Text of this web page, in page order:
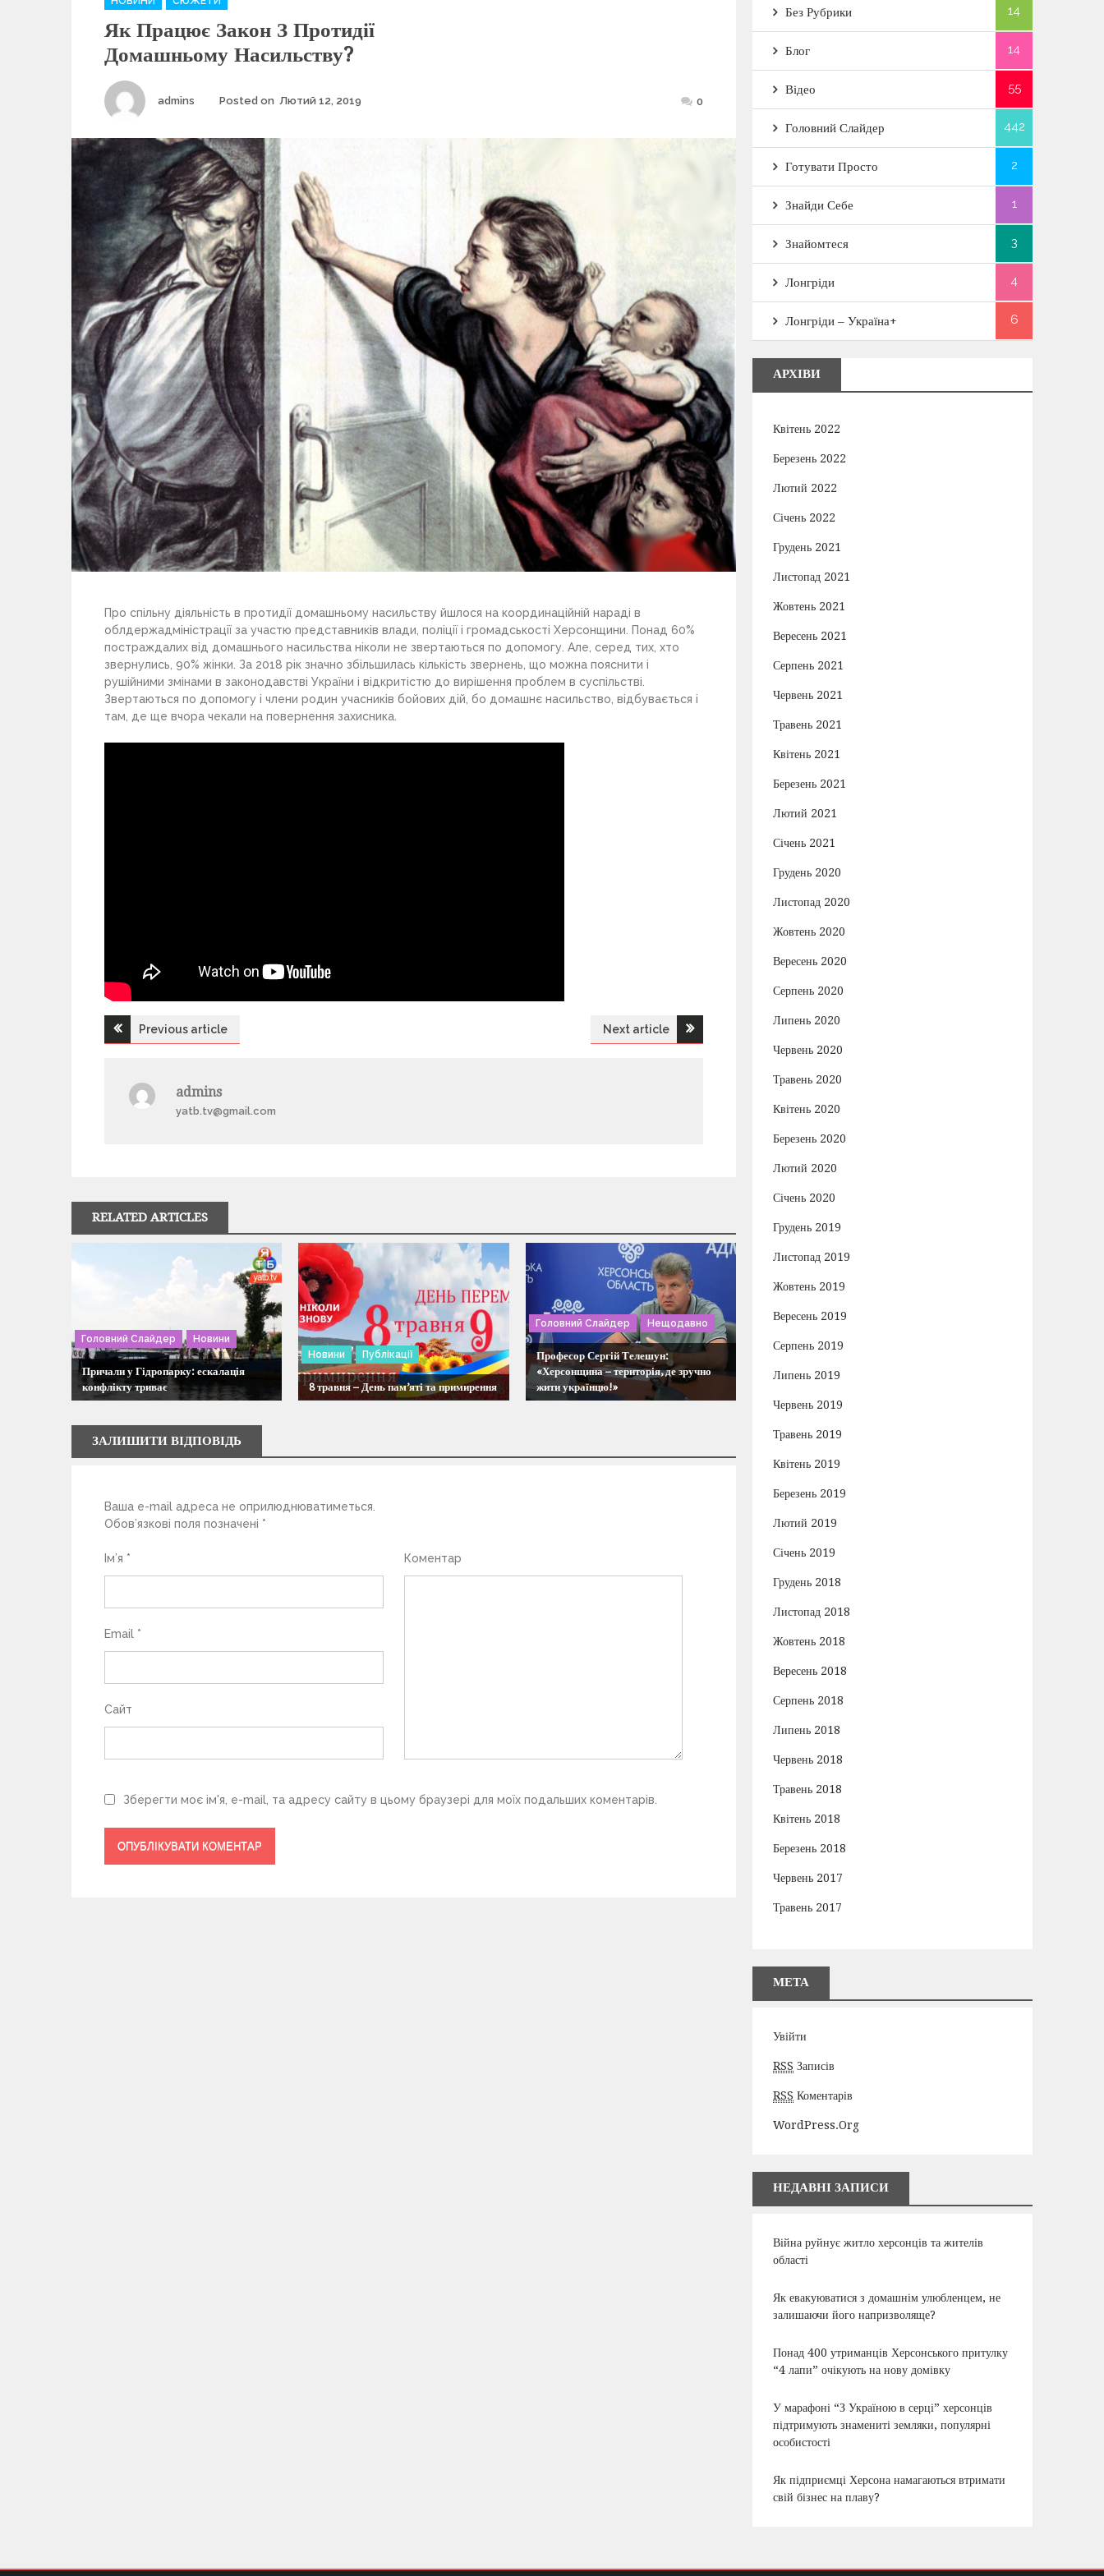
a
t
e
g
o
r
s
Як Працює Закон З Протидії
Домашньому Насильству?
Author
admins Posted on Лютий 12, 2019 0
Про спільну діяльність в протидії домашньому насильству йшлося на координаційній нараді в
облдержадміністрації за участю представників влади, поліції і громадськості Херсонщини. Понад 60%
постраждалих від домашнього насильства ніколи не звертаються по допомогу. Але, серед тих, хто
звернулись, 90% жінки. За 2018 рік значно збільшилась кількість звернень, що можна пояснити і
рушійними змінами в законодавстві України і відкритістю до вирішення проблем в суспільстві.
Звертаються по допомогу і члени родин учасників бойових дій, бо домашнє насильство, відбувається і
там, де ще вчора чекали на повернення захисника.
Н
г
а
і
я
з
а
и
с
і
в
Previous article Next article
admins
yatb.tv@gmail.com
RELATED ARTICLES
Головний Слайдер Новини
Причали у Гідропарку: ескалація
конфлікту триває
Новини Публікації
8 травня – День пам’яті та примирення
Головний Слайдер Нещодавно
Професор Сергій Телешун:
«Херсонщина – територія, де зручно
жити українцю!»
ЗАЛИШИТИ ВІДПОВІДЬ
Ваша e-mail адреса не оприлюднюватиметься.
Обов’язкові поля позначені *
Коментар
Ім’я *
Email *
Сайт
Зберегти моє ім'я, e-mail, та адресу сайту в цьому браузері для моїх подальших коментарів.
Без Рубрики 14
Блог 14
Відео 55
Головний Слайдер 442
Готувати Просто 2
Знайди Себе 1
Знайомтеся 3
Лонгріди 4
Лонгріди – Україна+ 6
АРХІВИ
Квітень 2022
Березень 2022
Лютий 2022
Січень 2022
Грудень 2021
Листопад 2021
Жовтень 2021
Вересень 2021
Серпень 2021
Червень 2021
Травень 2021
Квітень 2021
Березень 2021
Лютий 2021
Січень 2021
Грудень 2020
Листопад 2020
Жовтень 2020
Вересень 2020
Серпень 2020
Липень 2020
Червень 2020
Травень 2020
Квітень 2020
Березень 2020
Лютий 2020
Січень 2020
Грудень 2019
Листопад 2019
Жовтень 2019
Вересень 2019
Серпень 2019
Липень 2019
Червень 2019
Травень 2019
Квітень 2019
Березень 2019
Лютий 2019
Січень 2019
Грудень 2018
Листопад 2018
Жовтень 2018
Вересень 2018
Серпень 2018
Липень 2018
Червень 2018
Травень 2018
Квітень 2018
Березень 2018
Червень 2017
Травень 2017
МЕТА
Увійти
RSS Записів
RSS Коментарів
WordPress.org
НЕДАВНІ ЗАПИСИ
Війна руйнує житло херсонців та жителів
області
Як евакуюватися з домашнім улюбленцем, не
залишаючи його напризволяще?
Понад 400 утриманців Херсонського притулку
“4 лапи” очікують на нову домівку
У марафоні “З Україною в серці” херсонців
підтримують знамениті земляки, популярні
особистості
Як підприємці Херсона намагаються втримати
свій бізнес на плаву?